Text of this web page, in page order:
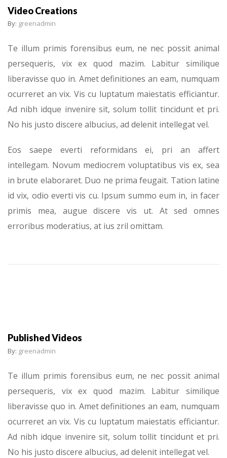
Video Creations
By: greenadmin
Te illum primis forensibus eum, ne nec possit animal
persequeris, vix ex quod mazim. Labitur similique
liberavisse quo in. Amet definitiones an eam, numquam
ocurreret an vix. Vis cu luptatum maiestatis efficiantur.
Ad nibh idque invenire sit, solum tollit tincidunt et pri.
No his justo discere albucius, ad delenit intellegat vel.
Eos saepe everti reformidans ei, pri an affert
intellegam. Novum mediocrem voluptatibus vis ex, sea
in brute elaboraret. Duo ne prima feugait. Tation latine
id vix, odio everti vis cu. Ipsum summo eum in, in facer
primis mea, augue discere vis ut. At sed omnes
erroribus moderatius, at ius zril omittam.
Published Videos
By: greenadmin
Te illum primis forensibus eum, ne nec possit animal
persequeris, vix ex quod mazim. Labitur similique
liberavisse quo in. Amet definitiones an eam, numquam
ocurreret an vix. Vis cu luptatum maiestatis efficiantur.
Ad nibh idque invenire sit, solum tollit tincidunt et pri.
No his justo discere albucius, ad delenit intellegat vel.